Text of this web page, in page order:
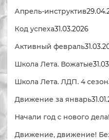
Апрель-инструктив
Код успеха31.03.2026
Активный февраль
Школа Лета. Вожатые
Школа Лета. ЛДП. 4 сезон
Движение за январь
Начали год с нового дела!
Движение, движение!